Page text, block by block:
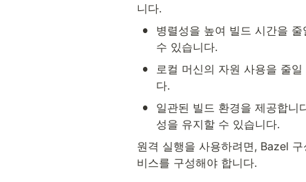
니다.
•
병렬성을 높여 빌드 시간을
수 있습니다.
•
로컬 머신의 자원 사용을 줄
다.
•
일관된 빌드 환경을 제공합니
성을 유지할 수 있습니다.
원격 실행을 사용하려면, Bazel
비스를 구성해야 합니다.